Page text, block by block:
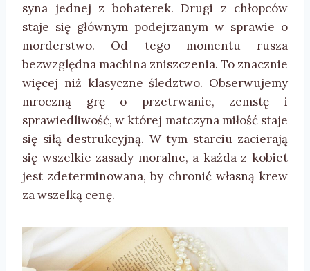
syna jednej z bohaterek. Drugi z chłopców
staje się głównym podejrzanym w sprawie o
morderstwo. Od tego momentu rusza
bezwzględna machina zniszczenia. To znacznie
więcej niż klasyczne śledztwo. Obserwujemy
mroczną grę o przetrwanie, zemstę i
sprawiedliwość, w której matczyna miłość staje
się siłą destrukcyjną. W tym starciu zacierają
się wszelkie zasady moralne, a każda z kobiet
jest zdeterminowana, by chronić własną krew
za wszelką cenę.